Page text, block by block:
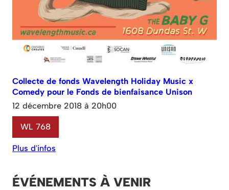
Collecte de fonds Wavelength Holiday Music x
Comedy pour le Fonds de bienfaisance Unison
12 décembre 2018 à 20h00
WL 768
Plus d'infos
ÉVÉNEMENTS À VENIR